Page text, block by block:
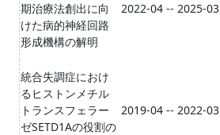
期治療法創出に向
けた病的神経回路
形成機構の解明
2022-04 -- 2025-03
統合失調症におけ
るヒストンメチル
トランスフェラー
ゼSETD1Aの役割の
2019-04 -- 2022-03